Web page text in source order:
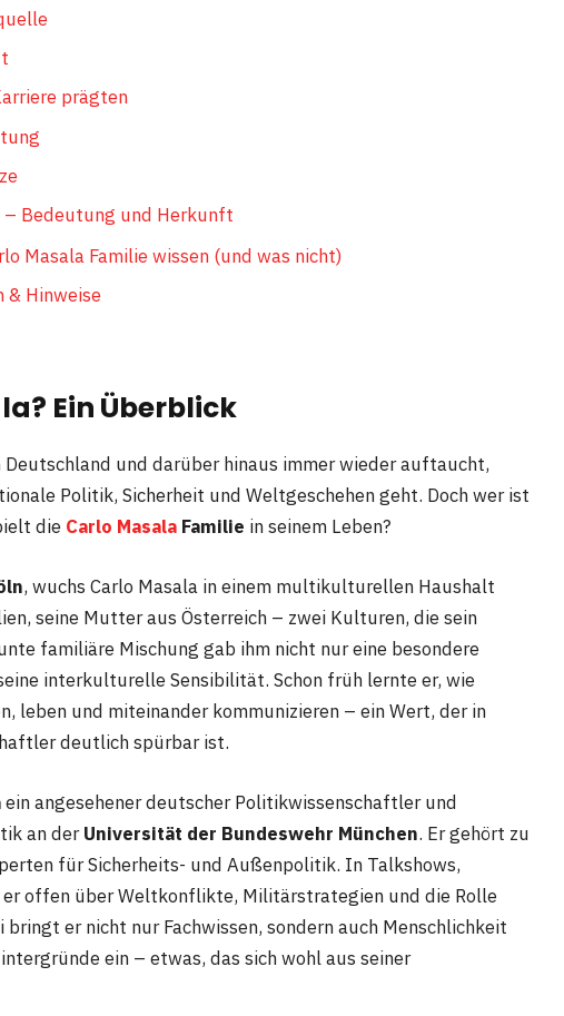
prägten
– Bedeutung und Herkunft
Masala Familie wissen (und was nicht)
& Hinweise
Ein Überblick
Deutschland und darüber hinaus immer wieder auftaucht,
Politik, Sicherheit und Weltgeschehen geht. Doch wer ist
die Carlo Masala Familie in seinem Leben?
, wuchs Carlo Masala in einem multikulturellen Haushalt
seine Mutter aus Österreich – zwei Kulturen, die sein
familiäre Mischung gab ihm nicht nur eine besondere
interkulturelle Sensibilität. Schon früh lernte er, wie
leben und miteinander kommunizieren – ein Wert, der in
deutlich spürbar ist.
ein angesehener deutscher Politikwissenschaftler und
an derUniversität der Bundeswehr München. Er gehört zu
für Sicherheits- und Außenpolitik. In Talkshows,
offen über Weltkonflikte, Militärstrategien und die Rolle
er nicht nur Fachwissen, sondern auch Menschlichkeit
ein – etwas, das sich wohl aus seiner